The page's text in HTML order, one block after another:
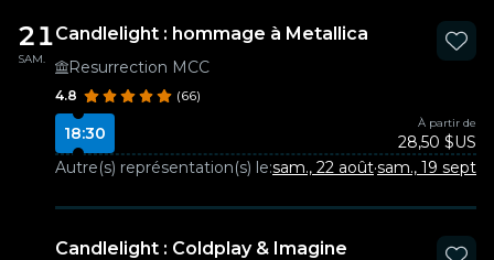
21
SAM.
Candlelight : hommage à Metallica
Resurrection MCC
4.8 (66)
18:30
À partir de
28,50 $US
Autre(s) représentation(s) le:sam., 22 août·sam., 19 sept.
Candlelight : Coldplay & Imagine